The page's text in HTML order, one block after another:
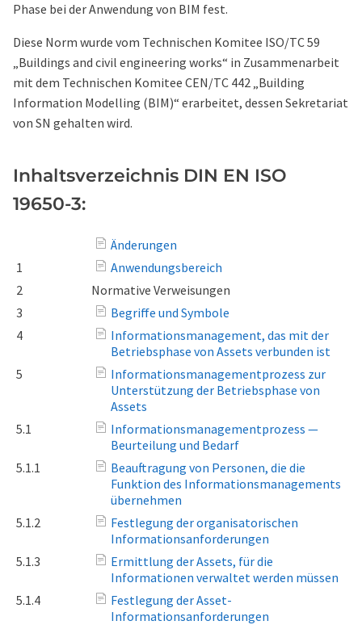
Phase bei der Anwendung von BIM fest.
Diese Norm wurde vom Technischen Komitee ISO/TC 59
„Buildings and civil engineering works“ in Zusammenarbeit
mit dem Technischen Komitee CEN/TC 442 „Building
Information Modelling (BIM)“ erarbeitet, dessen Sekretariat
von SN gehalten wird.
Inhaltsverzeichnis DIN EN ISO
19650-3:
Änderungen
1
Anwendungsbereich
2
Normative Verweisungen
3
Begriffe und Symbole
4
Informationsmanagement, das mit der
Betriebsphase von Assets verbunden ist
5
Informationsmanagementprozess zur
Unterstützung der Betriebsphase von
Assets
5.1
Informationsmanagementprozess —
Beurteilung und Bedarf
5.1.1
Beauftragung von Personen, die die
Funktion des Informationsmanagements
übernehmen
5.1.2
Festlegung der organisatorischen
Informationsanforderungen
5.1.3
Ermittlung der Assets, für die
Informationen verwaltet werden müssen
5.1.4
Festlegung der Asset-
Informationsanforderungen